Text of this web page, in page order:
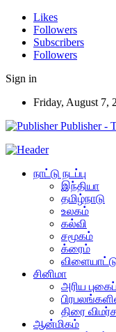
Likes
Followers
Subscribers
Followers
Sign in
Friday, August 7,
Publisher -
நாட்டு நடப்பு
இந்தியா
தமிழ்நாடு
உலகம்
கல்வி
சமூகம்
க்ரைம்
சினிமா
அரிய
திரை
ஆன்மிகம்